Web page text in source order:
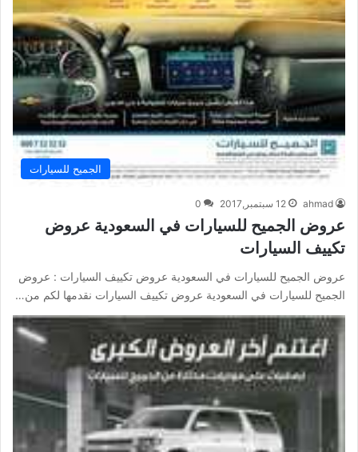
الجميح للسيارات
ahmad 12 سبتمبر,2017 0
عروض الجميح للسيارات في السعودية عروض
تكييف السيارات
عروض الجميح للسيارات في السعودية عروض تكييف السيارات : عروض
الجميح للسيارات في السعودية عروض تكييف السيارات نقدمها لكم من…